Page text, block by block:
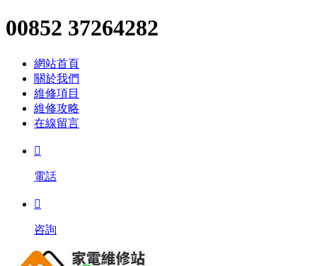
00852 37264282
網站首頁
關於我們
維修項目
維修攻略
在線留言

電話

咨詢